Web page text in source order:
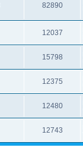
82890
12037
15798
12375
12480
12743